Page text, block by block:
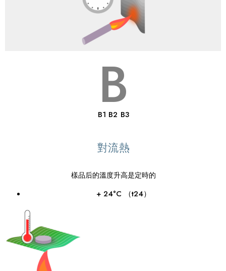
B
B1 B2 B3
對流熱
樣品后的溫度升高是定時的
+ 24°C （t24）